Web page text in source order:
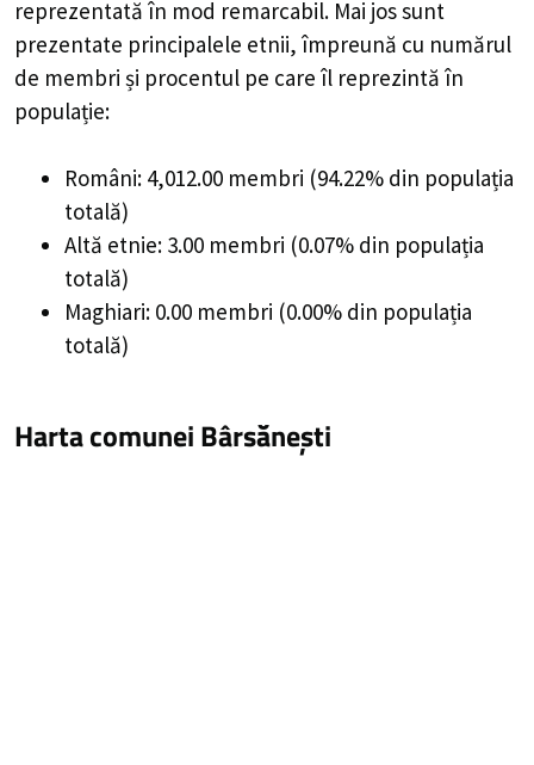
reprezentată în mod remarcabil. Mai jos sunt
prezentate principalele etnii, împreună cu numărul
de membri și procentul pe care îl reprezintă în
populație:
Români: 4,012.00 membri (94.22% din populația
totală)
Altă etnie: 3.00 membri (0.07% din populația
totală)
Maghiari: 0.00 membri (0.00% din populația
totală)
Harta comunei Bârsănești